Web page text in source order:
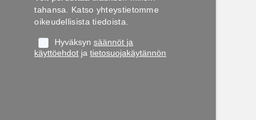
tahansa. Katso yhteystietomme
oikeudellisista tiedoista.
Hyväksynsäännöt ja
käyttöehdot jatietosuojakäytännön